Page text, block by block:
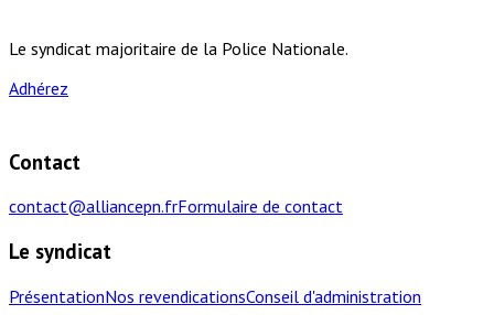
Le syndicat majoritaire de la Police Nationale.
Adhérez
Contact
contact@alliancepn.frFormulaire de contact
Le syndicat
PrésentationNos revendicationsConseil d'administration